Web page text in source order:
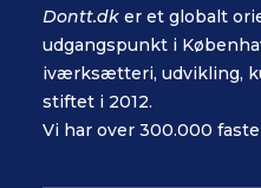
Dontt.dk er et globalt
udgangspunkt i
iværksætteri, udvikling,
stiftet i 2012.
Vi har over 300.000